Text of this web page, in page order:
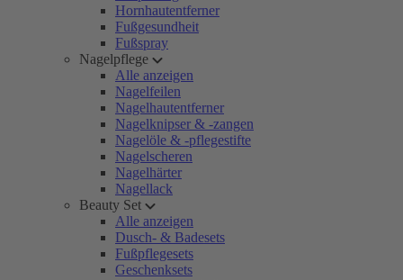
Hornhautentferner
Fußgesundheit
Fußspray
Nagelpflege
Alle anzeigen
Nagelfeilen
Nagelhautentferner
Nagelknipser & -zangen
Nagelöle & -pflegestifte
Nagelscheren
Nagelhärter
Nagellack
Beauty Set
Alle anzeigen
Dusch- & Badesets
Fußpflegesets
Geschenksets